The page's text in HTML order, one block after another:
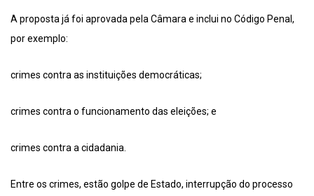
A proposta já foi aprovada pela Câmara e inclui no Código Penal,
por exemplo:
crimes contra as instituições democráticas;
crimes contra o funcionamento das eleições; e
crimes contra a cidadania.
Entre os crimes, estão golpe de Estado, interrupção do processo